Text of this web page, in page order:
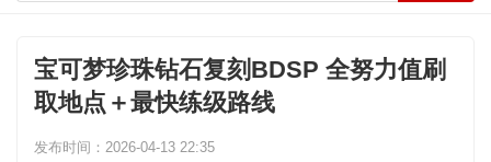
宝可梦珍珠钻石复刻BDSP 全努力值刷
取地点＋最快练级路线
发布时间：2026-04-13 22:35